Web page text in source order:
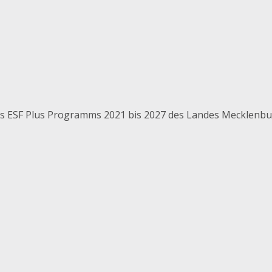
Plus Programms 2021 bis 2027 des Landes